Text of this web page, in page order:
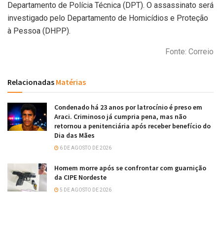
Departamento de Polícia Técnica (DPT). O assassinato será
investigado pelo Departamento de Homicídios e Proteção
à Pessoa (DHPP).
Fonte: Correio
Relacionadas Matérias
Condenado há 23 anos por latrocínio é preso em
Araci. Criminoso já cumpria pena, mas não
retornou a penitenciária após receber benefício do
Dia das Mães
6 DE AGOSTO DE 2026
Homem morre após se confrontar com guarnição
da CIPE Nordeste
5 DE AGOSTO DE 2026